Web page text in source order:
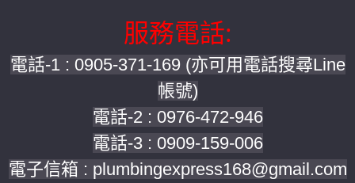
服務電話:
電話-1 : 0905-371-169 (亦可用電話搜尋Line
帳號)
電話-2 : 0976-472-946
電話-3 : 0909-159-006
電子信箱 : plumbingexpress168@gmail.com